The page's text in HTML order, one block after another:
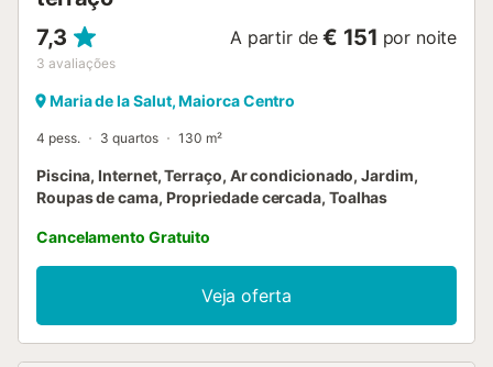
7,3
3 avaliações
A partir de € 151 por noite
Maria de la Salut, Maiorca Centro
4 pess. 3 quartos 130 m²
Piscina, Internet, Terraço, Ar condicionado, Jardim,
Roupas de cama, Propriedade cercada, Toalhas
Cancelamento Gratuito
Veja oferta